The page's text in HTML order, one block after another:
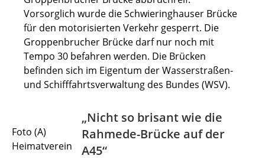
Vorsorglich wurde die Schwieringhauser Brücke
für den motorisierten Verkehr gesperrt. Die
Groppenbrucher Brücke darf nur noch mit
Tempo 30 befahren werden. Die Brücken
befinden sich im Eigentum der Wasserstraßen-
und Schifffahrtsverwaltung des Bundes (WSV).
Foto (A)
Heimatverein
„Nicht so brisant wie die
Rahmede-Brücke auf der
A45“